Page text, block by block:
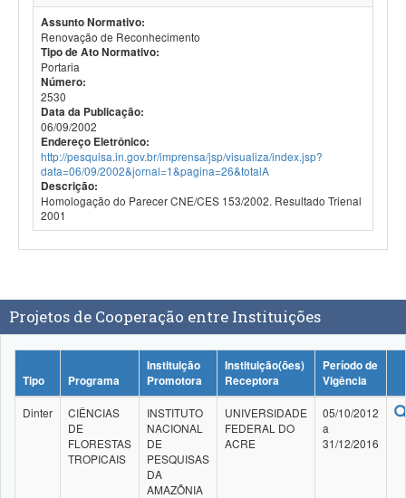
Assunto Normativo:
Renovação de Reconhecimento
Tipo de Ato Normativo:
Portaria
Número:
2530
Data da Publicação:
06/09/2002
Endereço Eletrônico:
http://pesquisa.in.gov.br/imprensa/jsp/visualiza/index.jsp?
data=06/09/2002&jornal=1&pagina=26&totalA
Descrição:
Homologação do Parecer CNE/CES 153/2002. Resultado Trienal
2001
Projetos de Cooperação entre Instituições
Tipo Programa
Instituição
Promotora
Instituição(ões)
Receptora
Período de
Vigência
Dinter
CIÊNCIAS
DE
FLORESTAS
TROPICAIS
INSTITUTO
NACIONAL
DE
PESQUISAS
DA
AMAZÔNIA
UNIVERSIDADE
FEDERAL DO
ACRE
05/10/2012
a
31/12/2016